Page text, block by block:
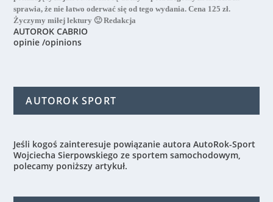
sprawia, że nie łatwo oderwać się od tego wydania. Cena 125 zł.
Życzymy miłej lektury 🙂 Redakcja
AUTOROK CABRIO
opinie /opinions
AUTOROK SPORT
Jeśli kogoś zainteresuje powiązanie autora AutoRok-Sport
Wojciecha Sierpowskiego ze sportem samochodowym,
polecamy poniższy artykuł.